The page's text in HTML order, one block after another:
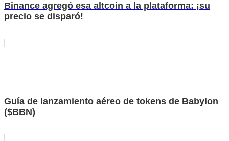
Binance agregó esa altcoin a la plataforma: ¡su
precio se disparó!
Guía de lanzamiento aéreo de tokens de Babylon
($BBN)